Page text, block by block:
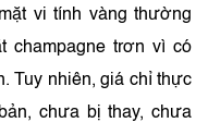
vi tính vàng thường
champagne trơn vì có
Tuy nhiên, giá chỉ thực
chưa bị thay, chưa